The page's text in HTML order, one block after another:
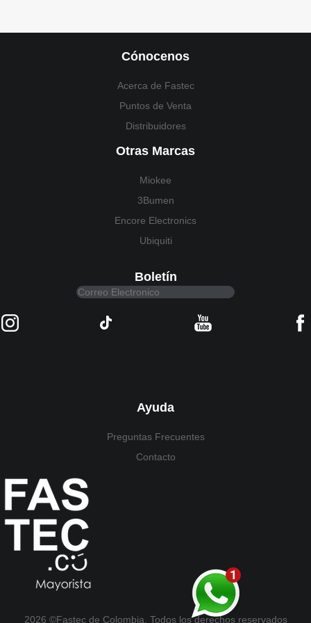
Cónocenos
Acerca de Fastec
Puntos de Venta
Distribuidores
Otras Marcas
Miokee
3Bumen
Encore Electronics
Ubiquiti
Boletín
Ayuda
Preguntas Frecuentes
Contacto
2026 ©Fastec de Colombia. Todos los derechos reservados